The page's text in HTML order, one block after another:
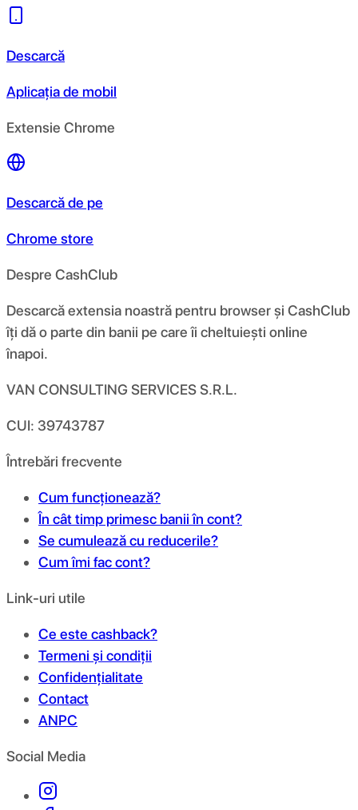
Descarcă
Aplicația de mobil
Extensie Chrome
Descarcă de pe
Chrome store
Despre CashClub
Descarcă extensia noastră pentru browser și CashClub
îți dă o parte din banii pe care îi cheltuiești online
înapoi.
VAN CONSULTING SERVICES S.R.L.
CUI: 39743787
Întrebări frecvente
Cum funcționează?
În cât timp primesc banii în cont?
Se cumulează cu reducerile?
Cum îmi fac cont?
Link-uri utile
Ce este cashback?
Termeni și condiții
Confidențialitate
Contact
ANPC
Social Media